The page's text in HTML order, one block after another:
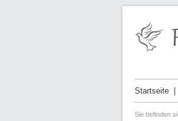
Startseite
Sie befinden